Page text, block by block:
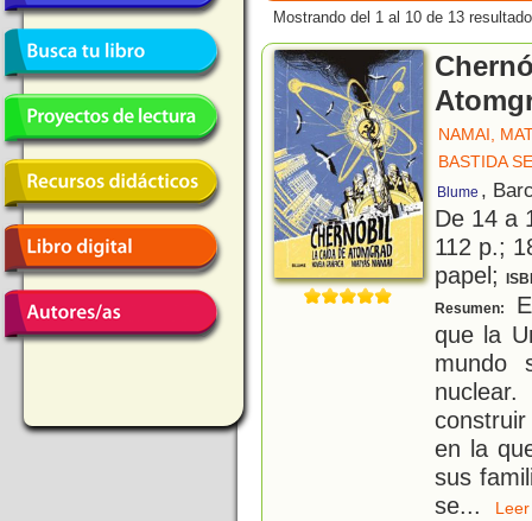
Mostrando del 1 al 10 de 13
NAMAI,
BASTIDA
Blume ,
De 14 a
112 p.;
papel;
Resumen:
que la
mundo
en la
sus
se...